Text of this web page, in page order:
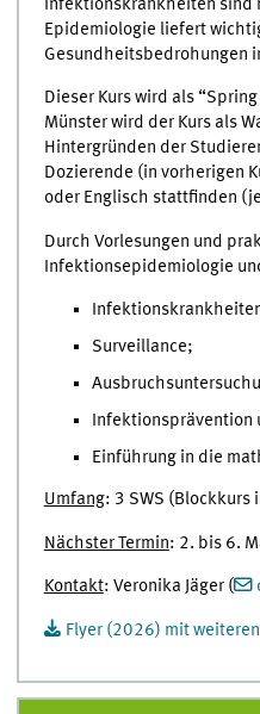
Infektionskrankheiten sind
Epidemiologie liefert
Gesundheitsbedrohungen
Dieser Kurs wird als
Münster wird der Kurs als
Hintergründen der
Dozierende (in vorherigen
oder Englisch stattfinden
Durch Vorlesungen und
Infektionsepidemiologie
Surveillance;
Infektionsprävention
Einführung in die
Umfang: 3 SWS (Blockkurs
Nächster Termin: 2. bis 6.
Kontakt: Veronika Jäger (
Flyer (2026) mit